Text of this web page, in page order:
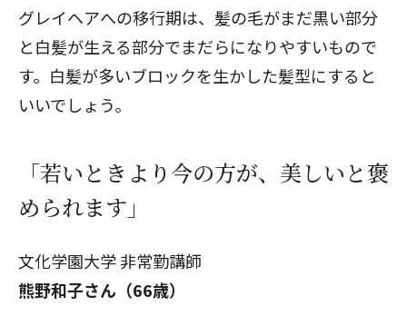
グレイヘアへの移行期は、髪の毛がまだ黒い部分
と白髪が生える部分でまだらになりやすいもので
す。白髪が多いブロックを生かした髪型にすると
いいでしょう。
「若いときより今の方が、美しいと褒
められます」
文化学園大学 非常勤講師
熊野和子さん（66歳）